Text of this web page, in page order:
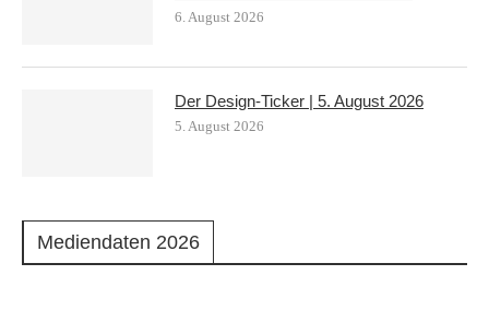
6. August 2026
Der Design-Ticker | 5. August 2026
5. August 2026
Mediendaten 2026